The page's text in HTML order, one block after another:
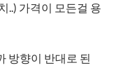
..) 가격이 모든걸 용
방향이 반대로 된